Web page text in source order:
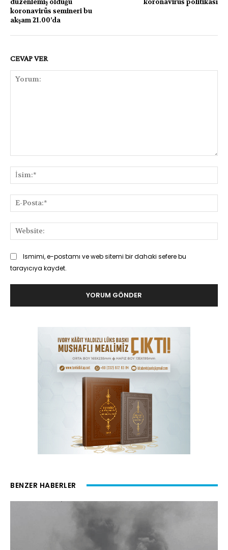
koronavirüs semineri bu
akşam 21.00’da
CEVAP VER
Ismimi, e-postamı ve web sitemi bir dahaki sefere bu
tarayıcıya kaydet.
BENZER HABERLER